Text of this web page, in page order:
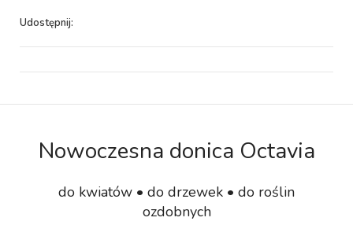
Udostępnij:
Nowoczesna donica Octavia
do kwiatów • do drzewek • do roślin
ozdobnych